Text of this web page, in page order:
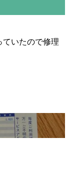
ていたので修理